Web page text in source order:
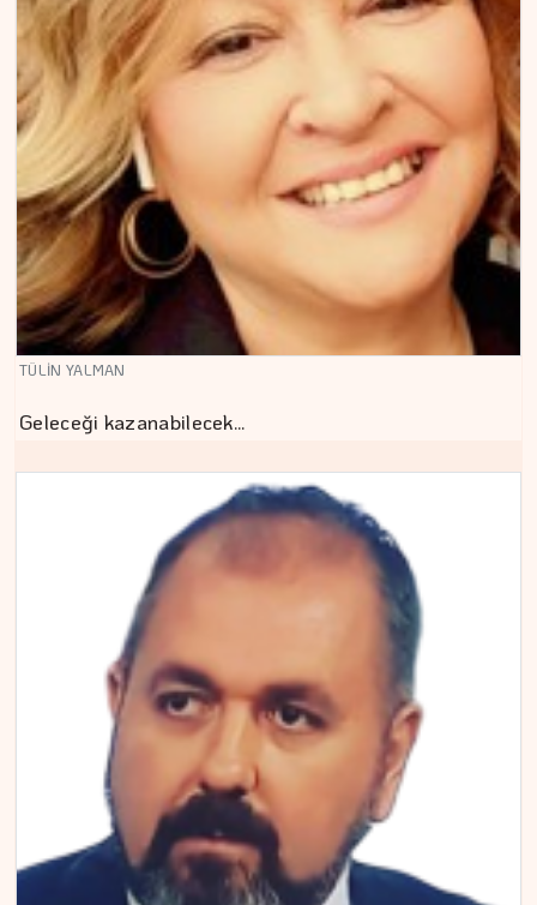
TÜLİN YALMAN
Geleceği kazanabilecek…